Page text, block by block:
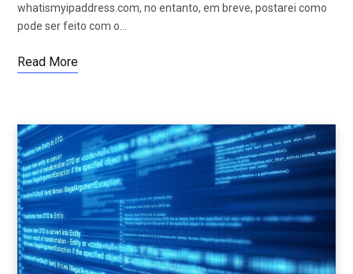
whatismyipaddress.com, no entanto, em breve, postarei como
pode ser feito com o…
Read More